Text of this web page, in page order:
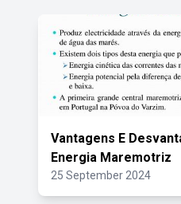
Vantagens E
Energia Maremotriz
25 September 2024